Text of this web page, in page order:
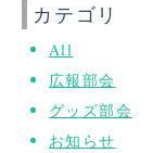
カテゴリ
All
広報部会
グッズ部会
お知らせ